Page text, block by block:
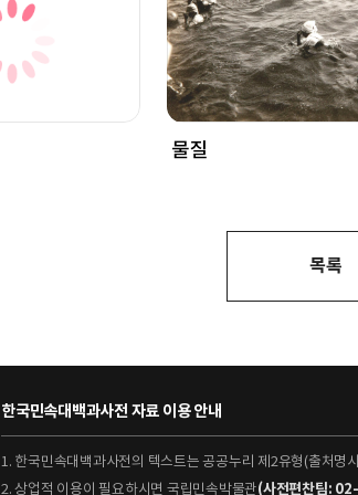
물질
목록
한국민속대백과사전 자료 이용 안내
1. 한국민속대백과사전의 텍스트는 공공누리 제2유형(출처명
2. 상업적 이용이 필요하시면 국립민속박물관(사전편찬팀: